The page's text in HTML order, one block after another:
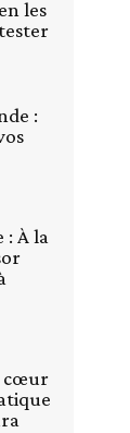
les
:
: À la
cœur